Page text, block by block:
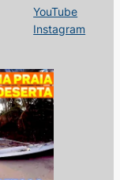
YouTube
Instagram